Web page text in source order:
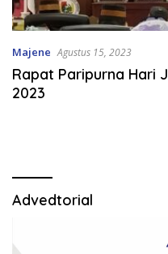
Majene Agustus 15, 2023
Rapat Paripurna Hari
2023
Advedtorial